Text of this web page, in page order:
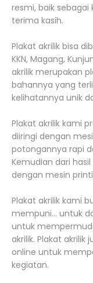
resmi, baik
terima kasih.
Plakat akrilik bisa
KKN, Magang,
akrilik merupakan
bahannya yang
kelihatannya unik
Plakat akrilik kami
diiringi dengan
potongannya rapi
Kemudian dari
dengan mesin
Plakat akrilik kami
mempuni... untuk
untuk
akrilik. Plakat akrilik
online untuk
kegiatan.